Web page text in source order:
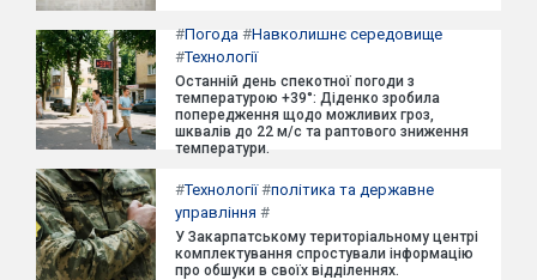
#Погода #Навколишнє середовище
#Технології
Останній день спекотної погоди з
температурою +39°: Діденко зробила
попередження щодо можливих гроз,
шквалів до 22 м/с та раптового зниження
температури.
#Технології#політика та державне
управління #
У Закарпатському територіальному центрі
комплектування спростували інформацію
про обшуки в своїх відділеннях.